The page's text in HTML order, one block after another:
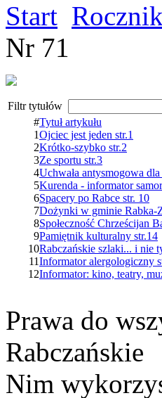
Start
Nr 71
Filtr tytułów
#Tytuł artykułu
1Ojciec jest jeden str.1
2Krótko-szybko str.2
3Ze sportu str.3
4Uchwała antysmogowa
5Kurenda - informator
6Spacery po Rabce str. 10
7Dożynki w gminie Rabka-
8Społeczność Chrześcijan
9Pamiętnik kulturalny str.14
10Rabczańskie szlaki... i nie
11Informator alergologiczny
12Informator: kino, teatry,
Prawa do
Rabczańskie
Nim